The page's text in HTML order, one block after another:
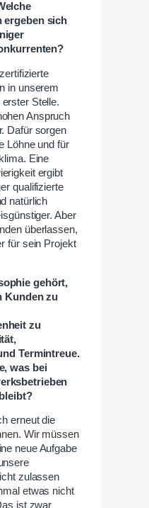
ergeben sich
in unserem
Stelle.
Anspruch
Dafür sorgen
Löhne und für
Eine
ergibt
qualifizierte
natürlich
Aber
überlassen,
für sein Projekt
gehört,
Kunden zu
zu
Termintreue.
was bei
erneut die
Wir müssen
neue Aufgabe
zulassen
etwas nicht
ist zwar